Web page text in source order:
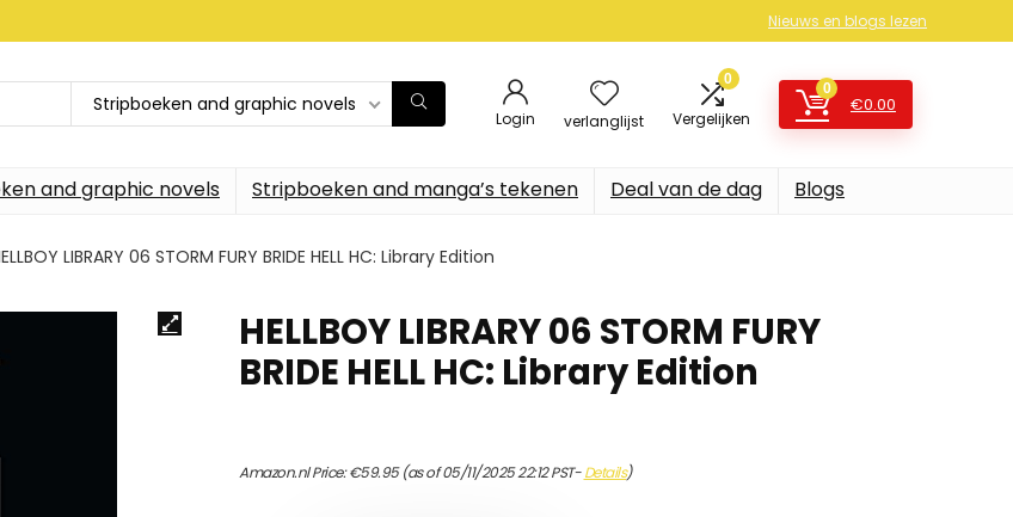
Nieuws en blogs lezen
Stripboeken and graphic novels
Login verlanglijst
0
Vergelijken
0
€0.00
and graphic novels Stripboeken and manga’s tekenen Deal van de dag Blogs
LIBRARY 06 STORM FURY BRIDE HELL HC: Library Edition
HELLBOY LIBRARY 06 STORM FURY
BRIDE HELL HC: Library Edition
Amazon.nl Price:€59.95(as of 05/11/2025 22:12 PST-Details)